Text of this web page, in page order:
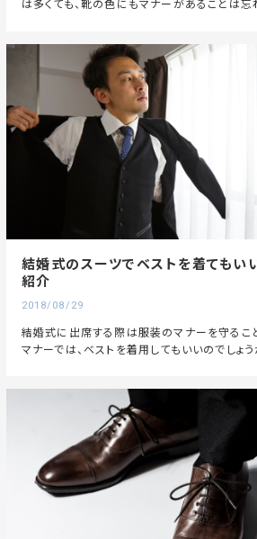
は多くても、靴の色にもマナーがあることは忘
結婚式のスーツでベストを着てもい
紹介
2018/08/29
結婚式に出席する際は服装のマナーを守るこ
マナーでは、ベストを着用してもいいのでしょう